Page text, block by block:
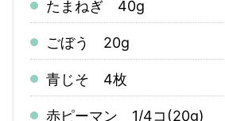
たまねぎ 40g
ごぼう 20g
青じそ 4枚
赤ピーマン 1/4コ(20g)